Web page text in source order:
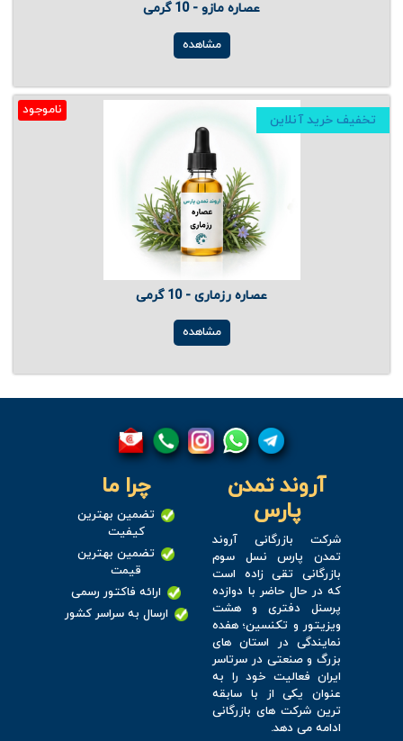
عصاره مازو - 10 گرمی
مشاهده
ناموجود
تخفیف خرید آنلاین
عصاره رزماری - 10 گرمی
مشاهده
آروند تمدن
پارس
شرکت بازرگانی آروند
تمدن پارس نسل سوم
بازرگانی تقی زاده است
که در حال حاضر با دوازده
پرسنل دفتری و هشت
ویزیتور و تکنسین؛ هفده
نمایندگی در استان های
بزرگ و صنعتی در سرتاسر
ایران فعالیت خود را به
عنوان یکی از با سابقه
ترین شرکت های بازرگانی
ادامه می دهد.
چرا ما
تضمین بهترین
کیفیت
تضمین بهترین
قیمت
ارائه فاکتور رسمی
ارسال به سراسر کشور